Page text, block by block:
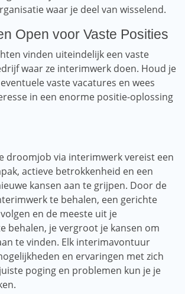
waar je deel van wisselend.
Open voor Vaste Posities
vinden uiteindelijk een vaste
waar ze interimwerk doen. Houd je
vaste vacatures en wees
in een enorme positie-oplossing
droomjob via interimwerk vereist een
actieve betrokkenheid en een
kansen aan te grijpen. Door de
te behalen, een gerichte
en de meeste uit je
behalen, je vergroot je kansen om
te vinden. Elk interimavontuur
en ervaringen met zich
poging en problemen kun je je